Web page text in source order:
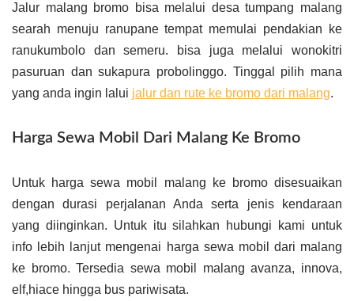
Jalur malang bromo bisa melalui desa tumpang malang
searah menuju ranupane tempat memulai pendakian ke
ranukumbolo dan semeru. bisa juga melalui wonokitri
pasuruan dan sukapura probolinggo. Tinggal pilih mana
yang anda ingin lalui jalur dan rute ke bromo dari malang.
Harga Sewa Mobil Dari Malang Ke Bromo
Untuk harga sewa mobil malang ke bromo disesuaikan
dengan durasi perjalanan Anda serta jenis kendaraan
yang diinginkan. Untuk itu silahkan hubungi kami untuk
info lebih lanjut mengenai harga sewa mobil dari malang
ke bromo. Tersedia sewa mobil malang avanza, innova,
elf,hiace hingga bus pariwisata.